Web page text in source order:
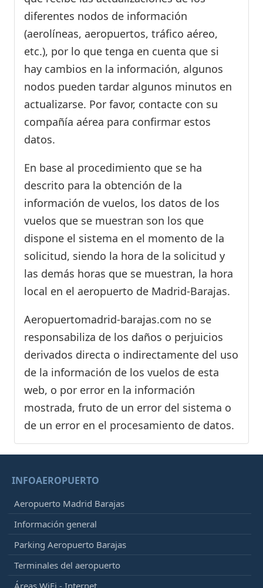
diferentes nodos de información
(aerolíneas, aeropuertos, tráfico aéreo,
etc.), por lo que tenga en cuenta que si
hay cambios en la información, algunos
nodos pueden tardar algunos minutos en
actualizarse. Por favor, contacte con su
compañía aérea para confirmar estos
datos.
En base al procedimiento que se ha
descrito para la obtención de la
información de vuelos, los datos de los
vuelos que se muestran son los que
dispone el sistema en el momento de la
solicitud, siendo la hora de la solicitud y
las demás horas que se muestran, la hora
local en el aeropuerto de Madrid-Barajas.
Aeropuertomadrid-barajas.com no se
responsabiliza de los daños o perjuicios
derivados directa o indirectamente del uso
de la información de los vuelos de esta
web, o por error en la información
mostrada, fruto de un error del sistema o
de un error en el procesamiento de datos.
INFOAEROPUERTO
Aeropuerto Madrid Barajas
Información general
Parking Aeropuerto Barajas
Terminales del aeropuerto
Áreas WiFi - Internet